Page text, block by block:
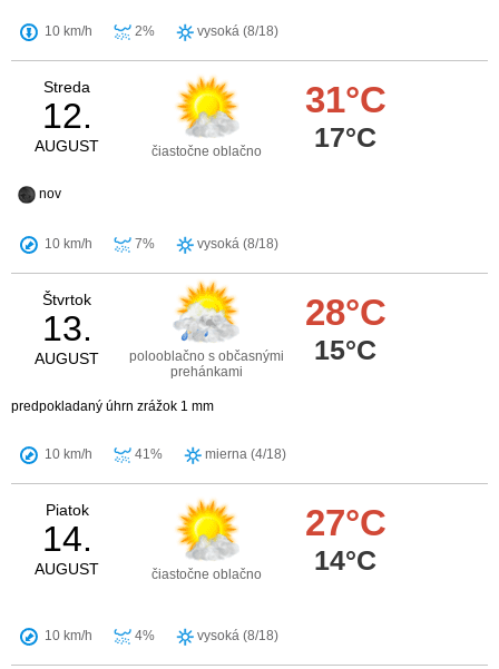
10 km/h 2% vysoká (8/18)
Streda
12.
AUGUST čiastočne oblačno
31°C
17°C
nov
10 km/h 7% vysoká (8/18)
Štvrtok
13.
AUGUST
polooblačno s občasnými
prehánkami
28°C
15°C
predpokladaný úhrn zrážok 1 mm
10 km/h 41% mierna (4/18)
Piatok
14.
AUGUST čiastočne oblačno
27°C
14°C
10 km/h 4% vysoká (8/18)